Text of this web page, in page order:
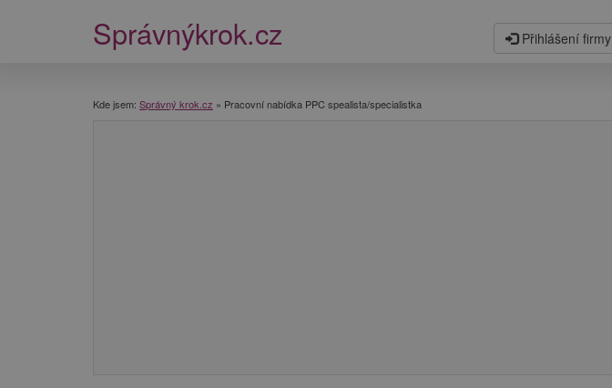
Správnýkrok.cz Přihlášení firmy
Kde jsem: Správný krok.cz » Pracovní nabídka PPC spealista/specialistka